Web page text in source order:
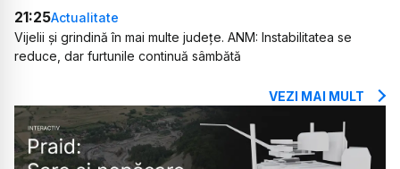
21:25Actualitate
Vijelii și grindină în mai multe județe. ANM: Instabilitatea se
reduce, dar furtunile continuă sâmbătă
VEZI MAI MULT